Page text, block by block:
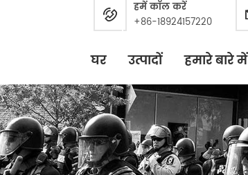
हमें कॉल करें
+86-18924157220
घर उत्पादों हमारे बारे में